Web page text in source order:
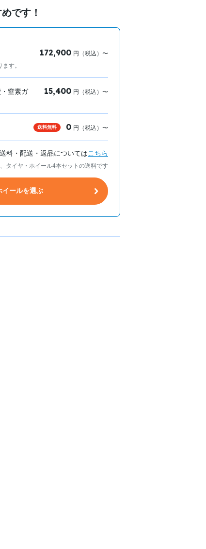
です！
す。
172,900 円（税込）〜
窒素ガ
15,400 円（税込）〜
送料無料 0 円（税込）〜
料・配送・返品についてはこちら
タイヤ・ホイール4本セットの送料です
イールを選ぶ